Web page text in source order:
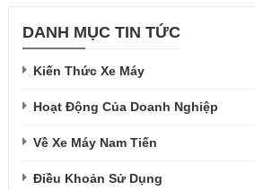
DANH MỤC TIN TỨC
Kiến Thức Xe Máy
Hoạt Động Của Doanh Nghiệp
Về Xe Máy Nam Tiến
Điều Khoản Sử Dụng